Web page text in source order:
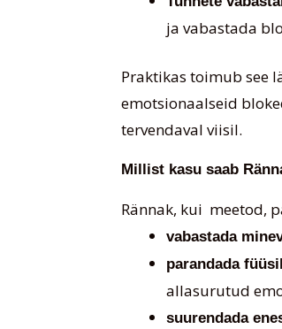
ja vabastada
Praktikas toimub see
emotsionaalseid
tervendaval viisil.
Millist kasu saab
Rännak, kui meetod,
vabastada
parandada
allasurutud
suurendada